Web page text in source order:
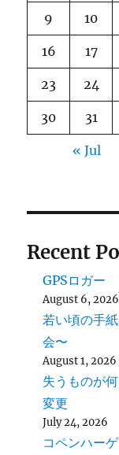
9 10
16 17
23 24
30 31
« Jul
Recent
GPSロガー
August 6, 2026
若い頃の手
会〜
August 1, 2026
失うものが
変更
July 24, 2026
コペンハー